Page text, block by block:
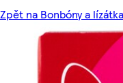
Zpět na Bonbóny a lízátka